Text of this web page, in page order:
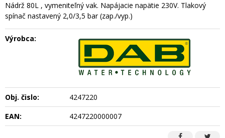
Nádrž 80L , vymeniteľný vak. Napájacie napätie 230V. Tlakový
spínač nastavený 2,0/3,5 bar (zap./vyp.)
Výrobca:
Obj. čislo:
4247220
EAN:
4247220000007